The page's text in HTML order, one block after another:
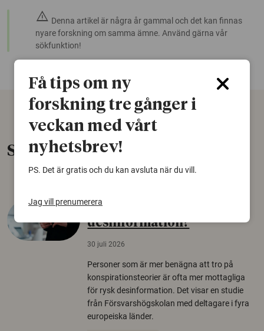
warning Denna artikel är några år gammal och det kan finnas
nyare forskning om samma ämne. Använd gärna vår
sökfunktion!
Senaste nytt
Varför tror vissa på rysk
desinformation?
30 juli 2026
Personer som är mer benägna att tro på
konspirationsteorier är ofta mer mottagliga
för rysk desinformation. Det visar en studie
från Försvarshögskolan med deltagare i fyra
europeiska länder.
Få tips om ny
forskning tre gånger i
veckan med vårt
nyhetsbrev!
PS. Det är gratis och du kan avsluta när du vill.
Jag vill prenumerera